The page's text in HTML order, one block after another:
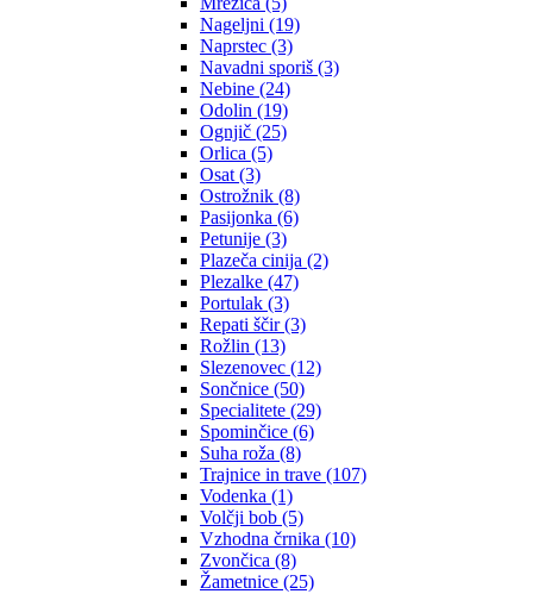
Nageljni (19)
Naprstec (3)
Navadni sporiš (3)
Nebine (24)
Odolin (19)
Ognjič (25)
Orlica (5)
Osat (3)
Ostrožnik (8)
Pasijonka (6)
Petunije (3)
Plazeča cinija (2)
Plezalke (47)
Portulak (3)
Repati ščir (3)
Rožlin (13)
Slezenovec (12)
Sončnice (50)
Specialitete (29)
Spominčice (6)
Suha roža (8)
Trajnice in trave (107)
Vodenka (1)
Volčji bob (5)
Vzhodna črnika (10)
Zvončica (8)
Žametnice (25)